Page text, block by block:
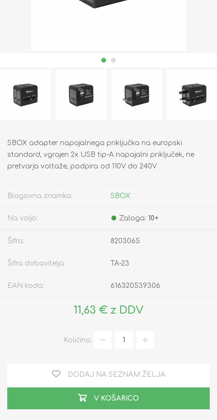
SBOX adapter napajalnega priključka na europski
standard, vgrajen 2x USB tip-A napajalni priključek, ne
pretvarja voltaže, podpira od 110V do 240V
Blagovna znamka: SBOX
Na voljo: Zaloga: 10+
Šifra: 8203065
Šifra dobavitelja: TA-23
EAN koda: 616320539306
11,63 € z DDV
Količina:
DODAJ NA SEZNAM ŽELJA
V KOŠARICO